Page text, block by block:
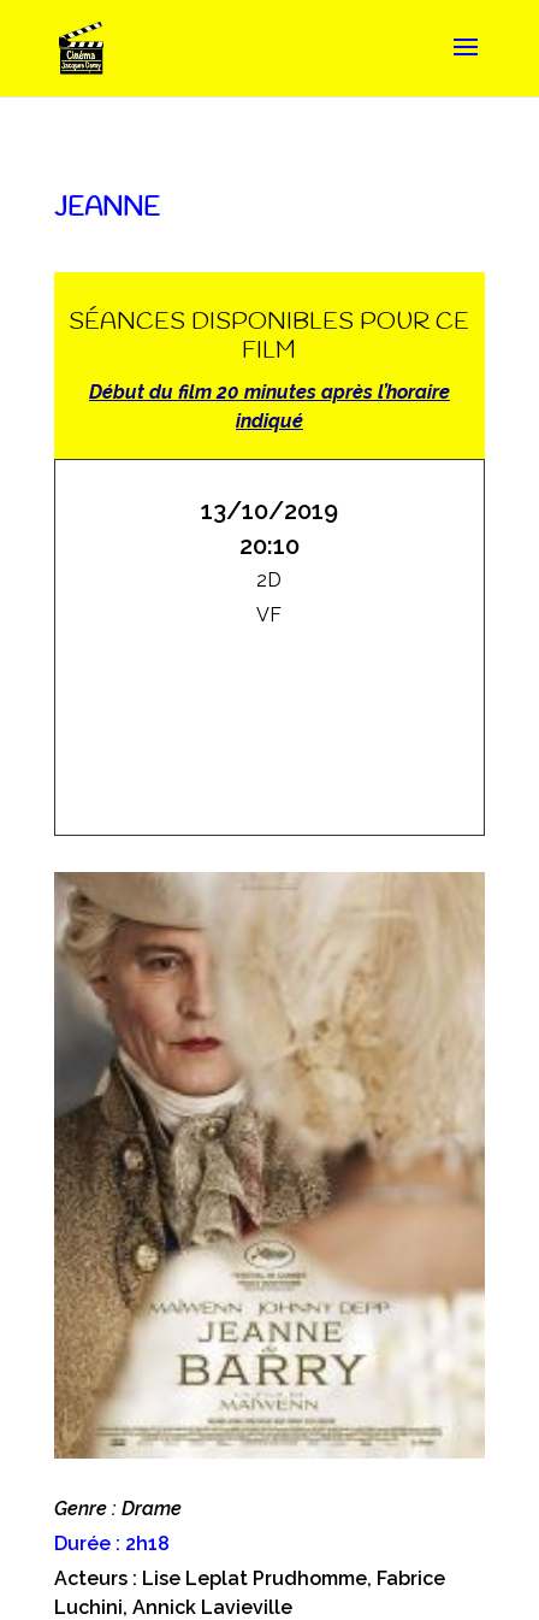
JEANNE
SÉANCES DISPONIBLES POUR CE
FILM
Début du film 20 minutes après l’horaire
indiqué
13/10/2019
20:10
2D
VF
Genre : Drame
Durée : 2h18
Acteurs : Lise Leplat Prudhomme, Fabrice
Luchini, Annick Lavieville